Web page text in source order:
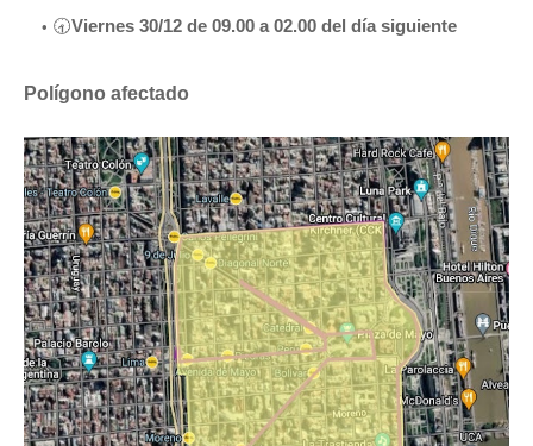
🕣Viernes 30/12 de 09.00 a 02.00 del día siguiente
Polígono afectado